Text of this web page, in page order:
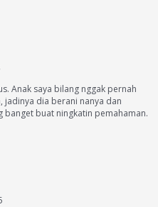
Anak saya bilang nggak pernah
jadinya dia berani nanya dan
banget buat ningkatin pemahaman.